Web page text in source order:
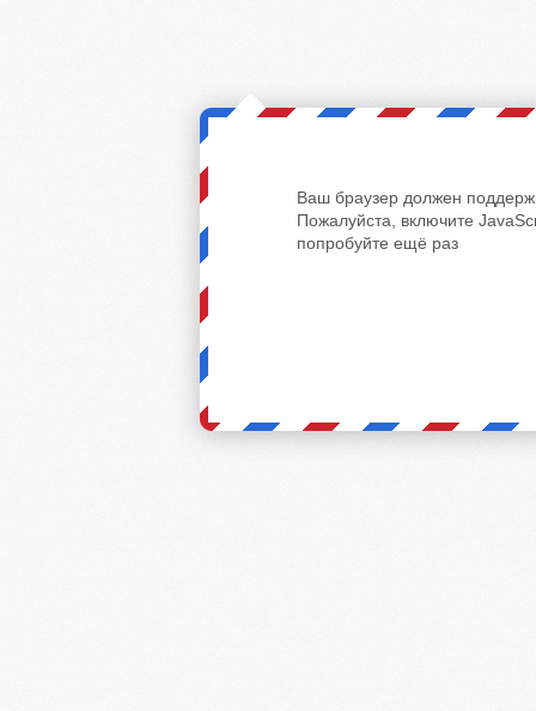
Ваш браузер должен
Пожалуйста, включите
попробуйте ещё раз